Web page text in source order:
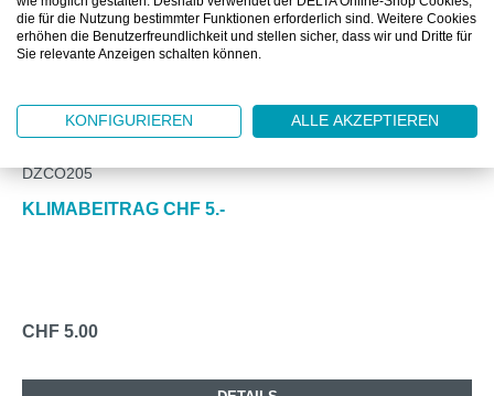
DZCO205
KLIMABEITRAG CHF 5.-
CHF 5.00
die für die Nutzung bestimmter Funktionen erforderlich sind. Weitere Cookies
erhöhen die Benutzerfreundlichkeit und stellen sicher, dass wir und Dritte für
Sie relevante Anzeigen schalten können.
KONFIGURIEREN ALLE AKZEPTIEREN